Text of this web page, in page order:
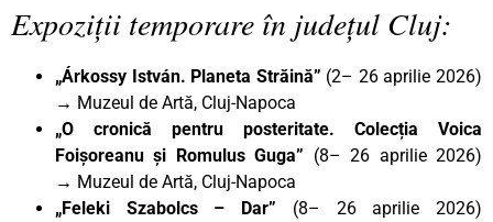
Expoziții temporare în județul Cluj:
„Árkossy István. Planeta Străină” (2– 26 aprilie 2026)
→ Muzeul de Artă, Cluj-Napoca
„O cronică pentru posteritate. Colecția Voica
Foișoreanu și Romulus Guga” (8– 26 aprilie 2026)
→ Muzeul de Artă, Cluj-Napoca
„Feleki Szabolcs – Dar” (8– 26 aprilie 2026)